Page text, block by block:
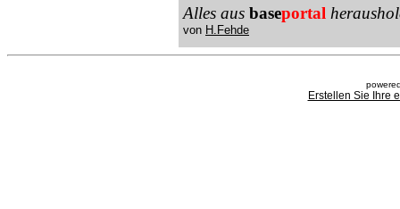
Alles aus baseportal
von H.Fehde
Erstellen Sie Ihre